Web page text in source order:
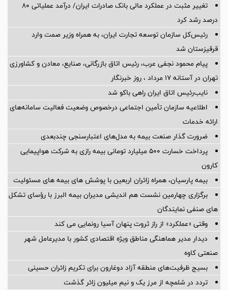
تغییر مثبت در عملکرد مالی بانک صادرات ایران/ درآمد عملیاتی 80
درصد رشد کرد
رئیس‌کل سازمان توسعه تجارت ایران، به همراه وزیر صمت وارد
قرقیزستان شد
پیام محمود نجفی عرب، رئیس اتاق بازرگانی، صنایع، معادن و کشاورزی
تهران در آستانه 17 مرداد ، روز خبرنگار
نایب‌رئیس اتاق ایران راهی باکو شد
اطلاعیه سازمان تأمین اجتماعی درخصوص وضعیت فعالیت سامانه‌های
ارائه خدمات
ضرورت گذار صنعت بیمه به مدل‌های اعتبارسنجی چندبعدی
پرداخت خسارت ۵۰۰ میلیارد تومانی بیمه رازی به شرکت هواپیمایی
کارون
بیمه پارسیان، همراه زائران اربعین با پوشش های بیمه های مسئولیت
برگزاری چهارمین نشست هم اندیشی مدیران بیمه البرز با رؤسای تشکل
های صنفی نمایندگان
وقتی «عملکرد» از راز ثروت پنهان آسیا رونمایی می کند
دیدار مدیر هماهنگی مناطق ویژه اقتصادی کشور با مدیرعامل شهر
صنعتی کاوه
بسیج ظرفیت‌های منطقه آزاد دوغارون برای تکریم زائران حسینی
تردد در شلمچه از مرز یک و نیم میلیون زائر گذشت